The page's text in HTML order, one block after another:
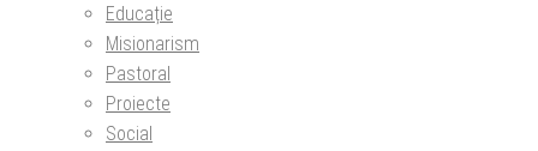
Educație
Misionarism
Pastoral
Proiecte
Social